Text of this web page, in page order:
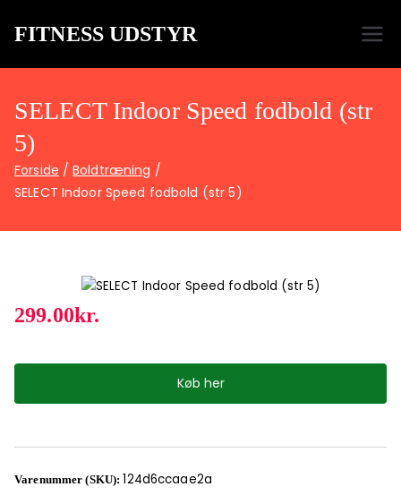
FITNESS UDSTYR
SELECT Indoor Speed fodbold (str
5)
Forside
Boldtræning
SELECT Indoor Speed fodbold (str 5)
299.00kr.
Køb her
Varenummer (SKU): 124d6ccaae2a